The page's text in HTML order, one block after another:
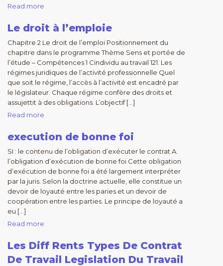
Read more
Le droit à l’emploie
Chapitre 2 Le droit de l’emploi Positionnement du
chapitre dans le programme Thème Sens et portée de
l’étude – Compétences 1 Cindividu au travail 121. Les
régimes juridiques de l’activité professionnelle Quel
que soit le régime, l’accès à l’activité est encadré par
le législateur. Chaque régime confère des droits et
assujettit à des obligations. L’objectif […]
Read more
execution de bonne foi
SI : le contenu de l’obligation d’exécuter le contrat A.
l’obligation d’exécution de bonne foi Cette obligation
d’exécution de bonne foi a été largement interpréter
par la juris. Selon la doctrine actuelle, elle constitue un
devoir de loyauté entre les paries et un devoir de
coopération entre les parties. Le principe de loyauté a
eu […]
Read more
Les Diff Rents Types De Contrat
De Travail Legislation Du Travail